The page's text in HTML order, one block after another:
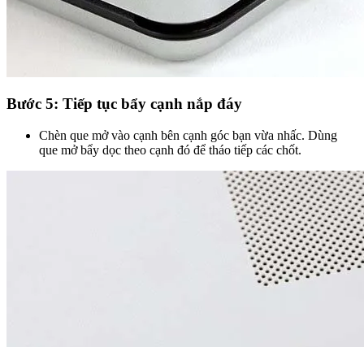
Bước 5: Tiếp tục bẩy cạnh nắp đáy
Chèn que mở vào cạnh bên cạnh góc bạn vừa nhấc. Dùng
que mở bẩy dọc theo cạnh đó để tháo tiếp các chốt.